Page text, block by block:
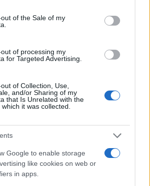
specified purposes in below Google
of the Sale of my
of processing my
for Targeted Advertising.
of Collection, Use,
and/or Sharing of my
that Is Unrelated with the
it was collected.
Google to enable storage
like cookies on web or
in apps.
Κολομβία: Καταρρεύσεις
Κάλι – Άνθρωποι
ζητούν
εκτός